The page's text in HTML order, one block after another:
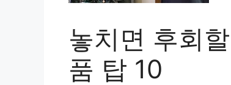
놓치면 후회
품 탑 10